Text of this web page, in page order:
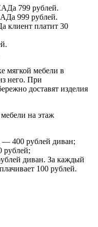
799 рублей.
999 рублей.
клиент платит 30
мягкой мебели в
него. При
доставят изделия
на этаж
— 400 рублей диван;
рублей;
диван. За каждый
100 рублей.